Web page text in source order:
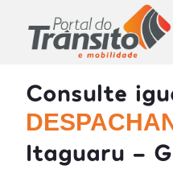
Consulte
Itaguaru -